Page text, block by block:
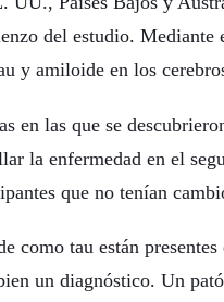
del estudio. Mediante
y amiloide en los
en las que se
la enfermedad en el
que no tenían
como tau están
un diagnóstico. Un